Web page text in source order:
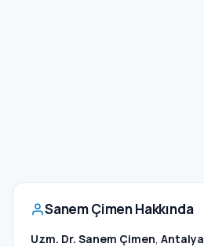
Sanem Çimen Hakkında
Uzm. Dr. Sanem Çimen, Antalya